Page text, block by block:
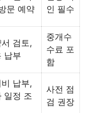
문 예약
인 필수
검토,
납부
중개수
수료 포
함
납부,
일정 조
사전 점
검 권장